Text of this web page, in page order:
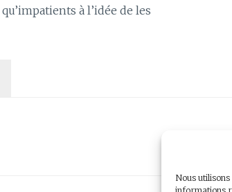
Nous
à l’idée de les